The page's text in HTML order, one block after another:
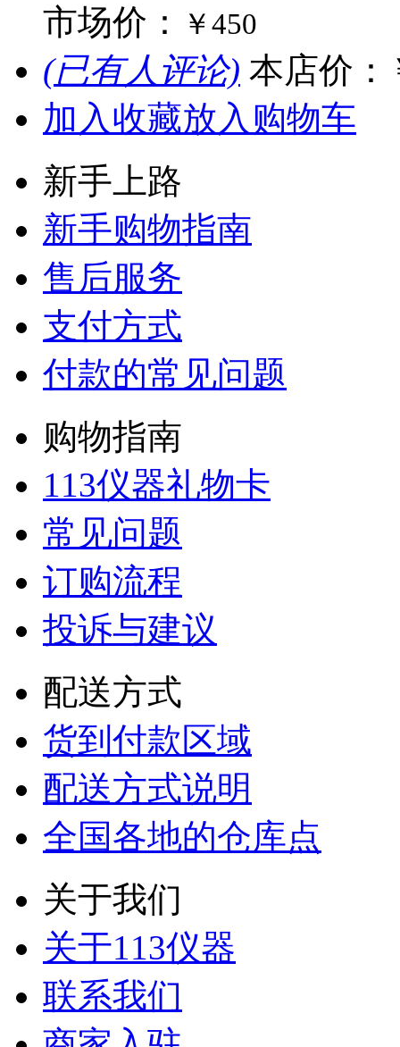
市场价： ￥450
(已有人评论) 本店价：
加入收藏放入购物车
新手上路
新手购物指南
售后服务
支付方式
付款的常见问题
购物指南
113仪器礼物卡
常见问题
订购流程
投诉与建议
配送方式
货到付款区域
配送方式说明
全国各地的仓库点
关于我们
关于113仪器
联系我们